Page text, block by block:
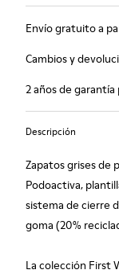
Envío gratuito a
Cambios y
2 años de
Descripción
Zapatos grises de
Podoactiva,
sistema de cierre
goma (20%
La colección First